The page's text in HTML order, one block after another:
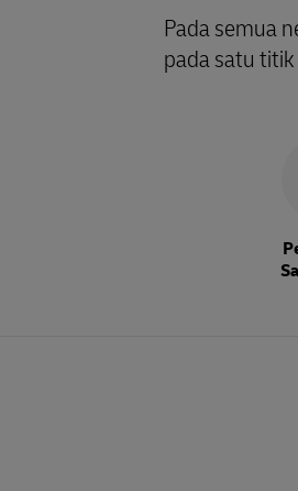
Pada semua
pada satu